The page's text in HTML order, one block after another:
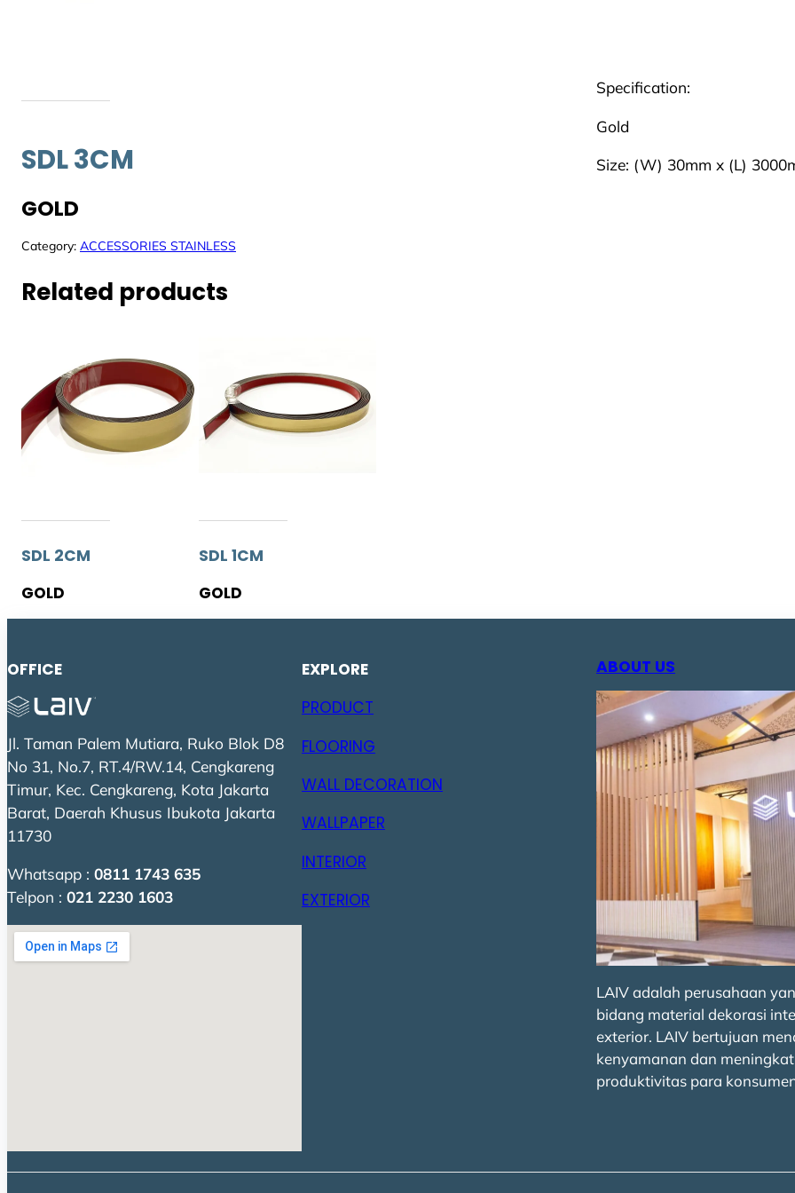
SDL 3CM
GOLD
Specification:
Gold
Size: (W) 30mm x (L)
Category: ACCESSORIES STAINLESS
Related products
SDL 2CM
GOLD
SDL 1CM
GOLD
OFFICE
Jl. Taman Palem Mutiara, Ruko Blok D8
No 31, No.7, RT.4/RW.14, Cengkareng
Timur, Kec. Cengkareng, Kota Jakarta
Barat, Daerah Khusus Ibukota Jakarta
11730
Whatsapp : 0811 1743 635
Telpon : 021 2230 1603
EXPLORE
PRODUCT
FLOORING
WALL DECORATION
WALLPAPER
INTERIOR
EXTERIOR
ABOUT US
LAIV adalah perusahaan
bidang material dekorasi
exterior. LAIV bertujuan
kenyamanan dan
produktivitas para